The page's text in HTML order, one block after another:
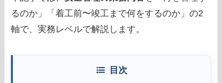
るのか」「着工前〜竣工まで何をするのか」の2
軸で、実務レベルで解説します。
目次